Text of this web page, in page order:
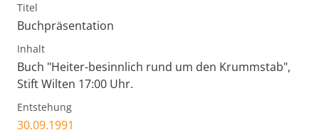
Titel
Buchpräsentation
Inhalt
Buch "Heiter-besinnlich rund um den Krummstab",
Stift Wilten 17:00 Uhr.
Entstehung
30.09.1991